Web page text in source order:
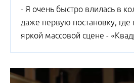
- Я очень быстро влилась в
даже первую постановку, где
яркой массовой сцене -